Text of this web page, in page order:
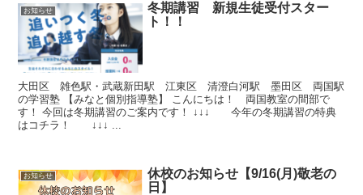
お知らせ
冬期講習 新規生徒受付スター
ト！！
大田区 雑色駅・武蔵新田駅 江東区 清澄白河駅 墨田区 両国駅
の学習塾 【みなと個別指導塾】 こんにちは！ 両国教室の間部で
す！ 今回は冬期講習のご案内です！ ↓↓↓ 今年の冬期講習の特典
はコチラ！ ↓↓↓ ...
お知らせ
休校のお知らせ【9/16(月)敬老の
日】